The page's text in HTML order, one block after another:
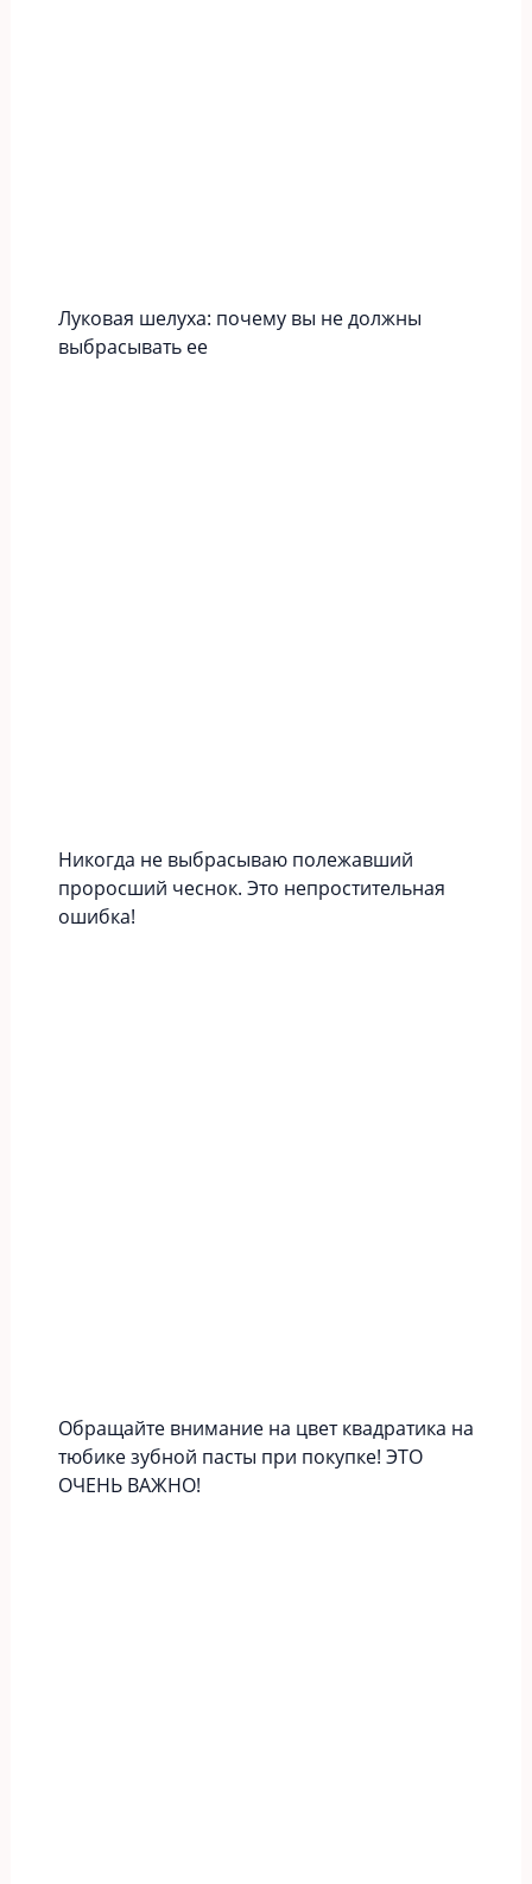
Луковая шелуха: почему вы не должны
выбрасывать ее
Никогда не выбрасываю полежавший
проросший чеснок. Это непростительная
ошибка!
Обращайте внимание на цвет квадратика на
тюбике зубной пасты при покупке! ЭТО
ОЧЕНЬ ВАЖНО!